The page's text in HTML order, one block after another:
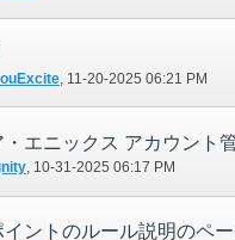
‎, 11-20-2025 06:21 PM
‎, 10-31-2025 06:17 PM